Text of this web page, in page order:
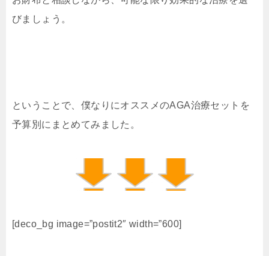
びましょう。
ということで、僕なりにオススメのAGA治療セットを
予算別にまとめてみました。
[deco_bg image=”postit2″ width=”600]